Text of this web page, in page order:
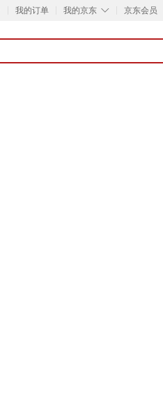
我的订单 ◇
我的京东 京东会员